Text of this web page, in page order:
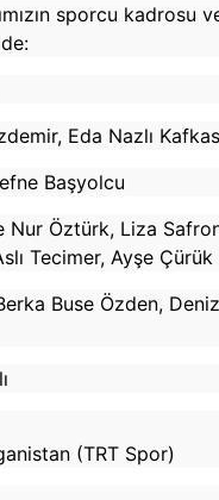
sporcu kadrosu
Eda Nazlı Kafkas
Başyolcu
Nur Öztürk, Liza
Tecimer, Ayşe Çürük
Buse Özden,
(TRT Spor)